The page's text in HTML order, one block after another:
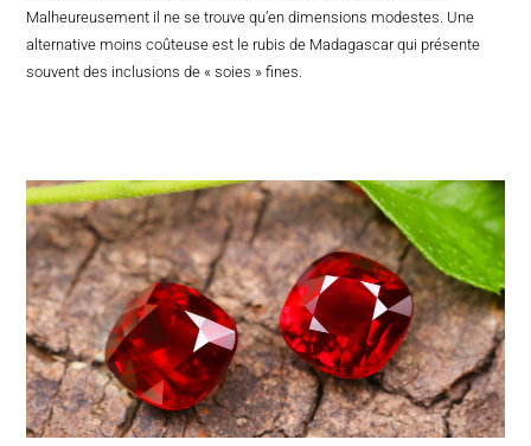
Malheureusement il ne se trouve qu’en dimensions modestes. Une
alternative moins coûteuse est le rubis de Madagascar qui présente
souvent des inclusions de « soies » fines.